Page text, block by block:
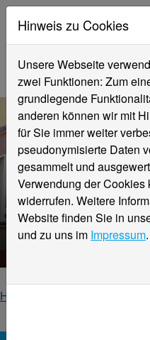
Prof. Dr.
Stender
Politik und
Home
Prof.
Hinweis zu Cookies
Unsere Webseite
zwei Funktionen: Zum
grundlegende
anderen können wir mit
für Sie immer weiter
pseudonymisierte Daten
gesammelt und
Verwendung der
widerrufen. Weitere
Website finden Sie in
und zu uns im Impressum.